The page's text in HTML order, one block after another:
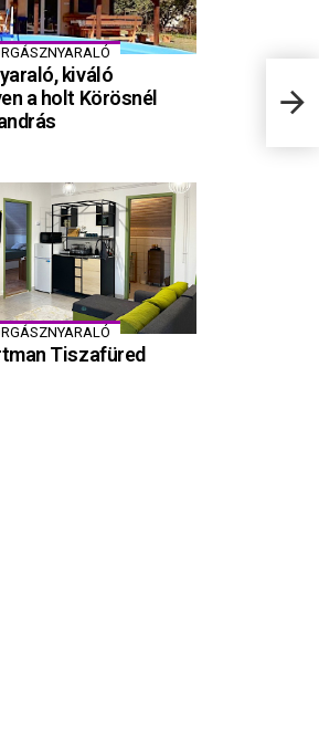
kiváló
a holt Körösnél
Tiszafüred